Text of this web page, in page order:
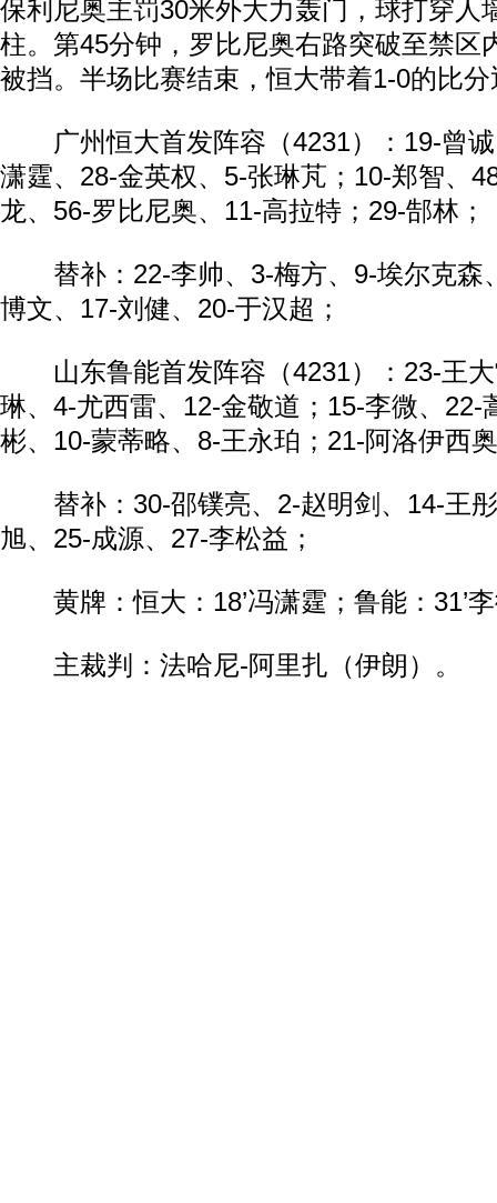
保利尼奥主罚30米外大力轰门，球打穿人
柱。第45分钟，罗比尼奥右路突破至禁区
被挡。半场比赛结束，恒大带着1-0的比
广州恒大首发阵容（4231）：19-曾诚
潇霆、28-金英权、5-张琳芃；10-郑智、
龙、56-罗比尼奥、11-高拉特；29-郜林；
替补：22-李帅、3-梅方、9-埃尔克森
博文、17-刘健、20-于汉超；
山东鲁能首发阵容（4231）：23-王大
琳、4-尤西雷、12-金敬道；15-李微、22-
彬、10-蒙蒂略、8-王永珀；21-阿洛伊西
替补：30-邵镤亮、2-赵明剑、14-王彤
旭、25-成源、27-李松益；
黄牌：恒大：18’冯潇霆；鲁能：31’
主裁判：法哈尼-阿里扎（伊朗）。
动物系恋人啊 | 钟欣潼体验爱情哲学 南